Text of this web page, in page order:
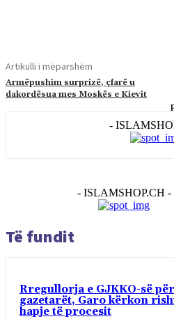
Artikulli i mëparshëm
Armëpushim surprizë, çfarë u
dakordësua mes Moskës e Kievit
-
- ISLAMSHOP.CH -
Të fundit
Rregullorja e GJKKO-së për
gazetarët, Garo kërkon
hapje të procesit